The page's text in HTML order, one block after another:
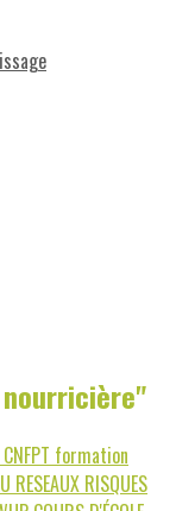
CNFPT formation
RESEAUX RISQUES